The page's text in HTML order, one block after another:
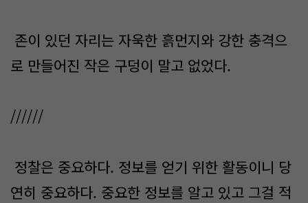
존이 있던 자리는 자욱한 흙먼지와 강한 충격으
로 만들어진 작은 구덩이 말고 없었다.
//////
정찰은 중요하다. 정보를 얻기 위한 활동이니 당
연히 중요하다. 중요한 정보를 알고 있고 그걸 적